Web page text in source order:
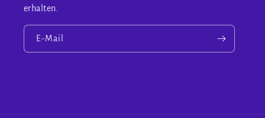
erhalten.
E-Mail